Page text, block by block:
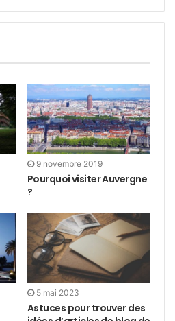
9 novembre 2019
Pourquoi visiter Auvergne
?
5 mai 2023
Astuces pour trouver des